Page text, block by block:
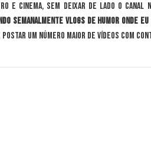
e cinema, sem deixar de lado o canal
semanalmente vlogs de humor onde
um número maior de vídeos com